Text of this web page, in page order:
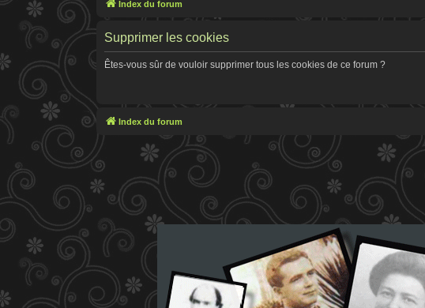
Index du forum
Supprimer les cookies
Êtes-vous sûr de vouloir supprimer tous les cookies de ce forum ?
Index du forum